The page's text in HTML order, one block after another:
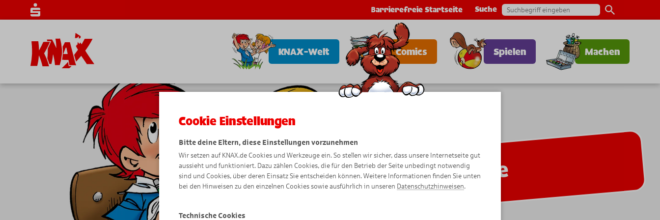
Barrierefreie Startseite Suche
KNAX-Welt Comics Spielen Machen
Presse
Cookie Einstellungen
Bitte deine Eltern, diese Einstellungen vorzunehmen
Wir setzen auf KNAX.de Cookies und Werkzeuge ein. So stellen wir sicher, dass unsere Internetseite gut
aussieht und funktioniert. Dazu zählen Cookies, die für den Betrieb der Seite unbedingt notwendig
sind und Cookies, über deren Einsatz Sie entscheiden können. Weitere Informationen finden Sie unten
bei den Hinweisen zu den einzelnen Cookies sowie ausführlich in unseren Datenschutzhinweisen.
Technische Cookies